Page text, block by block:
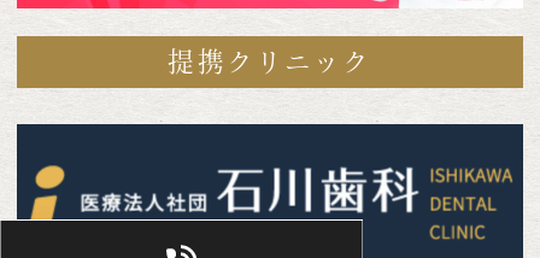
提携クリニック